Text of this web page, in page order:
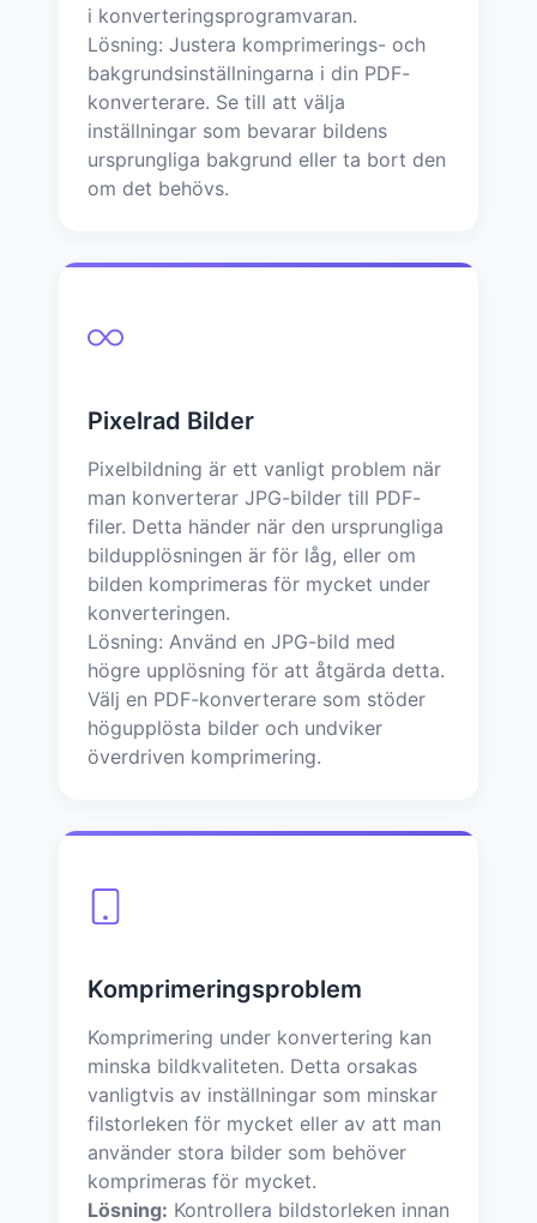
i konverteringsprogramvaran.
Lösning: Justera komprimerings- och
bakgrundsinställningarna i din PDF-
konverterare. Se till att välja
inställningar som bevarar bildens
ursprungliga bakgrund eller ta bort den
om det behövs.
Pixelrad Bilder
Pixelbildning är ett vanligt problem när
man konverterar JPG-bilder till PDF-
filer. Detta händer när den ursprungliga
bildupplösningen är för låg, eller om
bilden komprimeras för mycket under
konverteringen.
Lösning: Använd en JPG-bild med
högre upplösning för att åtgärda detta.
Välj en PDF-konverterare som stöder
högupplösta bilder och undviker
överdriven komprimering.
Komprimeringsproblem
Komprimering under konvertering kan
minska bildkvaliteten. Detta orsakas
vanligtvis av inställningar som minskar
filstorleken för mycket eller av att man
använder stora bilder som behöver
komprimeras för mycket.
Lösning: Kontrollera bildstorleken innan